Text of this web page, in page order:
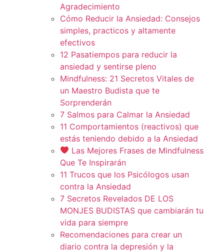
Agradecimiento
Cómo Reducir la Ansiedad: Consejos
simples, practicos y altamente
efectivos
12 Pasatiempos para reducir la
ansiedad y sentirse pleno
Mindfulness: 21 Secretos Vitales de
un Maestro Budista que te
Sorprenderán
7 Salmos para Calmar la Ansiedad
11 Comportamientos (reactivos) que
estás teniendo debido a la Ansiedad
Las Mejores Frases de Mindfulness
Que Te Inspirarán
11 Trucos que los Psicólogos usan
contra la Ansiedad
7 Secretos Revelados DE LOS
MONJES BUDISTAS que cambiarán tu
vida para siempre
Recomendaciones para crear un
diario contra la depresión y la